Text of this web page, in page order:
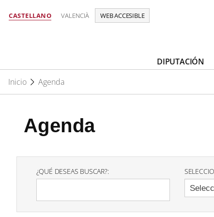
CASTELLANO VALENCIÀ WEB ACCESIBLE
DIPUTACIÓN
Inicio
Agenda
Agenda
¿QUÉ DESEAS BUSCAR?: